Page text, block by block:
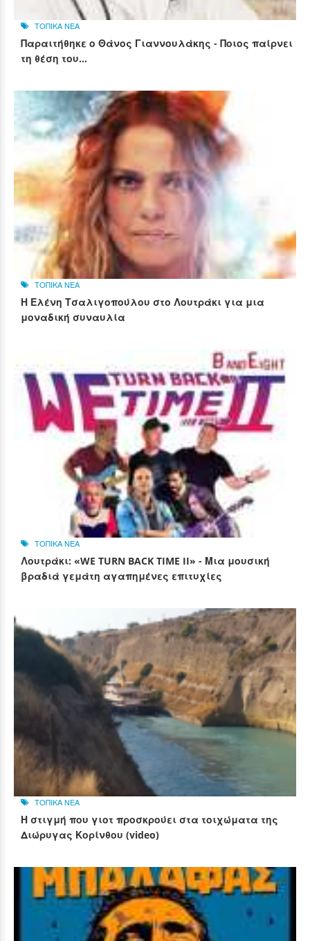
ΤΟΠΙΚΑ ΝΕΑ
Παραιτήθηκε ο Θάνος Γιαννουλάκης - Ποιος παίρνει
τη θέση του...
ΤΟΠΙΚΑ ΝΕΑ
Η Ελένη Τσαλιγοπούλου στο Λουτράκι για μια
μοναδική συναυλία
ΤΟΠΙΚΑ ΝΕΑ
Λουτράκι: «WE TURN BACK TIME II» - Μια μουσική
βραδιά γεμάτη αγαπημένες επιτυχίες
ΤΟΠΙΚΑ ΝΕΑ
Η στιγμή που γιοτ προσκρούει στα τοιχώματα της
Διώρυγας Κορίνθου (video)